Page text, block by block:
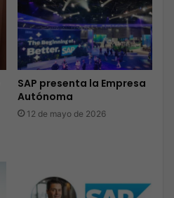
SAP presenta la Empresa
Autónoma
12 de mayo de 2026